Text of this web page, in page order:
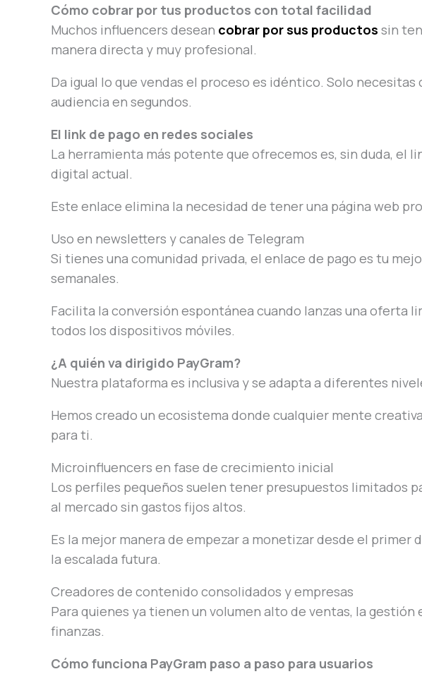
Cómo cobrar por tus productos con total facilidad
Muchos influencers desean cobrar por sus productos sin
manera directa y muy profesional.
Da igual lo que vendas el proceso es idéntico. Solo
audiencia en segundos.
El link de pago en redes sociales
La herramienta más potente que ofrecemos es, sin duda, el
digital actual.
Este enlace elimina la necesidad de tener una página web
Uso en newsletters y canales de Telegram
Si tienes una comunidad privada, el enlace de pago es tu
semanales.
Facilita la conversión espontánea cuando lanzas una oferta
todos los dispositivos móviles.
¿A quién va dirigido PayGram?
Nuestra plataforma es inclusiva y se adapta a diferentes
Hemos creado un ecosistema donde cualquier mente
para ti.
Microinfluencers en fase de crecimiento inicial
Los perfiles pequeños suelen tener presupuestos limitados
al mercado sin gastos fijos altos.
Es la mejor manera de empezar a monetizar desde el
la escalada futura.
Creadores de contenido consolidados y empresas
Para quienes ya tienen un volumen alto de ventas, la
finanzas.
Cómo funciona PayGram paso a paso para usuarios